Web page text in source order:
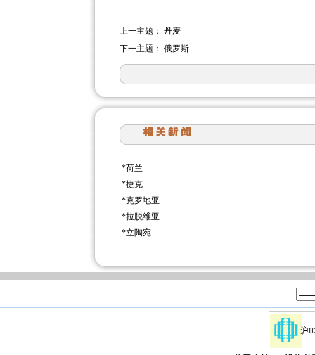
上一主题： 丹麦
下一主题： 俄罗斯
*荷兰
*捷克
*克罗地亚
*拉脱维亚
*立陶宛